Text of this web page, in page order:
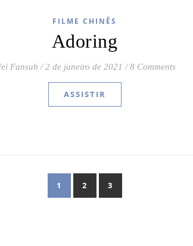
FILME CHINÊS
Adoring
Fansub / 2 de janeiro de 2021 / 8 Comments
ASSISTIR
1 2 3